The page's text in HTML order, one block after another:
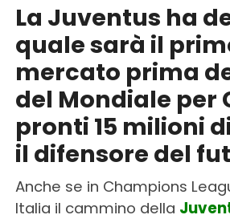
La Juventus ha
quale sarà il
mercato prima
del Mondiale per
pronti 15 milioni
il difensore del
Anche se in Champions
Italia il cammino della